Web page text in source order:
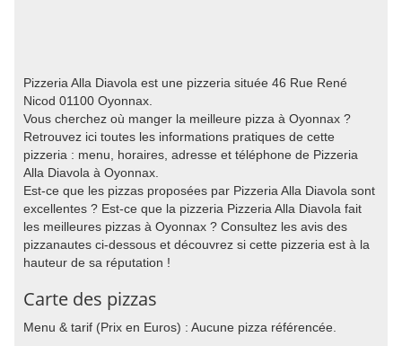
Pizzeria Alla Diavola est une pizzeria située 46 Rue René
Nicod 01100 Oyonnax.
Vous cherchez où manger la meilleure pizza à Oyonnax ?
Retrouvez ici toutes les informations pratiques de cette
pizzeria : menu, horaires, adresse et téléphone de Pizzeria
Alla Diavola à Oyonnax.
Est-ce que les pizzas proposées par Pizzeria Alla Diavola sont
excellentes ? Est-ce que la pizzeria Pizzeria Alla Diavola fait
les meilleures pizzas à Oyonnax ? Consultez les avis des
pizzanautes ci-dessous et découvrez si cette pizzeria est à la
hauteur de sa réputation !
Carte des pizzas
Menu & tarif (Prix en Euros) : Aucune pizza référencée.